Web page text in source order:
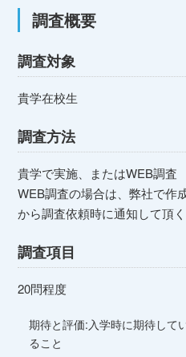
調査概要
調査対象
貴学在校生
調査方法
貴学で実施、またはWEB調査
WEB調査の場合は、弊社で作
から調査依頼時に通知して頂く
調査項目
20問程度
期待と評価:入学時に期待して
ること